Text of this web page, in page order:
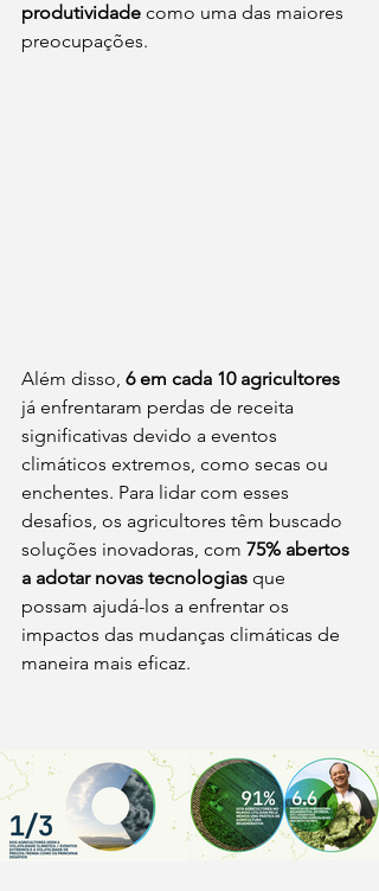
produtividade como uma das maiores
preocupações.
Além disso, 6 em cada 10 agricultores
já enfrentaram perdas de receita
significativas devido a eventos
climáticos extremos, como secas ou
enchentes. Para lidar com esses
desafios, os agricultores têm buscado
soluções inovadoras, com 75% abertos
a adotar novas tecnologias que
possam ajudá-los a enfrentar os
impactos das mudanças climáticas de
maneira mais eficaz.